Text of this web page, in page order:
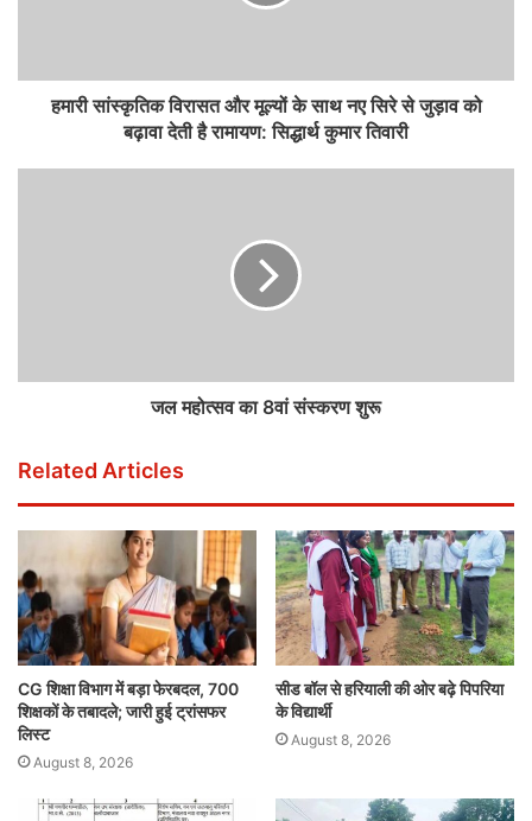
हमारी सांस्कृतिक विरासत और मूल्यों के साथ नए सिरे से जुड़ाव को
बढ़ावा देती है रामायण: सिद्धार्थ कुमार तिवारी
जल महोत्सव का 8वां संस्करण शुरू
Related Articles
CG शिक्षा विभाग में बड़ा फेरबदल, 700
शिक्षकों के तबादले; जारी हुई ट्रांसफर
लिस्ट
August 8, 2026
सीड बॉल से हरियाली की ओर बढ़े पिपरिया
के विद्यार्थी
August 8, 2026